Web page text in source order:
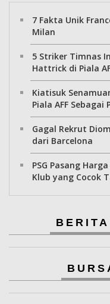
7 Fakta Unik
Milan
5 Striker Timnas
Hattrick di Piala
Kiatisuk
Piala AFF
Gagal Rekrut
dari Barcelona
PSG Pasang
Klub yang Cocok